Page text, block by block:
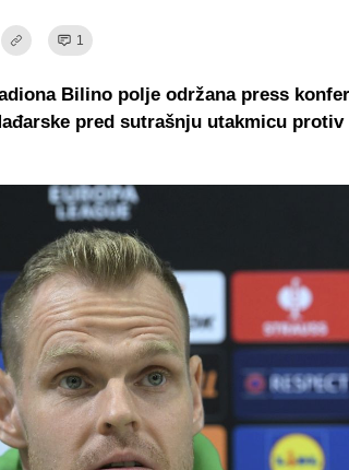
1
Bilino polje održana press
pred sutrašnju utakmicu protiv